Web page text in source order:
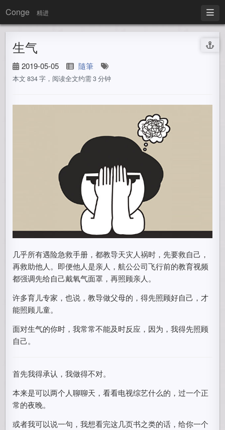
Conge 精进
生气
2019-05-05 隨筆
本文 834 字，阅读全文约需 3 分钟
几乎所有遇险急救手册，都教导天灾人祸时，先要救自己，
再救助他人。即便他人是亲人，航公公司飞行前的教育视频
都强调先给自己戴氧气面罩，再照顾亲人。
许多育儿专家，也说，教导做父母的，得先照顾好自己，才
能照顾儿童。
面对生气的你时，我常常不能及时反应，因为，我得先照顾
自己。
首先我得承认，我做得不对。
本来是可以两个人聊聊天，看看电视综艺什么的，过一个正
常的夜晚。
或者我可以说一句，我想看完这几页书之类的话，给你一个